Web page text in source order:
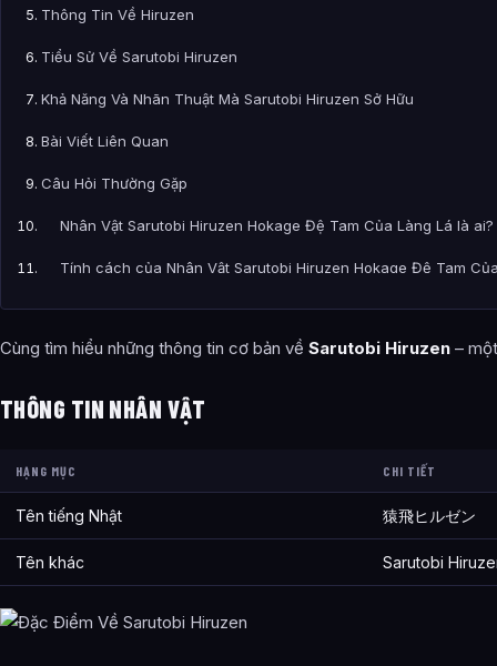
Thông Tin Về Hiruzen
Tiểu Sử Về Sarutobi Hiruzen
Khả Năng Và Nhãn Thuật Mà Sarutobi Hiruzen Sở Hữu
Bài Viết Liên Quan
Câu Hỏi Thường Gặp
Nhân Vật Sarutobi Hiruzen Hokage Đệ Tam Của Làng Lá là ai?
Tính cách của Nhân Vật Sarutobi Hiruzen Hokage Đệ Tam
Sức mạnh và khả năng của Nhân Vật Sarutobi Hiruzen
Thông tin về Nhân Vật Sarutobi Hiruzen Hokage Đệ Tam Của
Bài viết liên quan
Cùng tìm hiểu những thông tin cơ bản về Sarutobi Hiruzen –
THÔNG TIN NHÂN VẬT
HẠNG MỤC CHI TIẾT
Tên tiếng Nhật 猿飛ヒルゼン
Tên khác Sarutobi